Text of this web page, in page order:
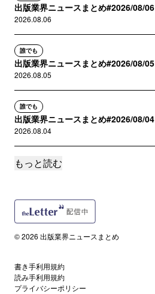
出版業界ニュースまとめ#2026/08/06
2026.08.06
誰でも
出版業界ニュースまとめ#2026/08/05
2026.08.05
誰でも
出版業界ニュースまとめ#2026/08/04
2026.08.04
誰でも
サポートメンバー限定
ー”本”や読書の定義が拡張す...
誰でも
もっと読む
© 2026 出版業界ニュースまとめ
書き手利用規約
読み手利用規約
プライバシーポリシー